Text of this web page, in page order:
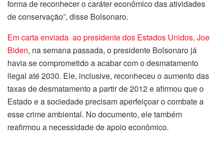
forma de reconhecer o caráter econômico das atividades
de conservação”, disse Bolsonaro.
Em carta enviada ao presidente dos Estados Unidos, Joe
Biden, na semana passada, o presidente Bolsonaro já
havia se comprometido a acabar com o desmatamento
ilegal até 2030. Ele, inclusive, reconheceu o aumento das
taxas de desmatamento a partir de 2012 e afirmou que o
Estado e a sociedade precisam aperfeiçoar o combate a
esse crime ambiental. No documento, ele também
reafirmou a necessidade de apoio econômico.